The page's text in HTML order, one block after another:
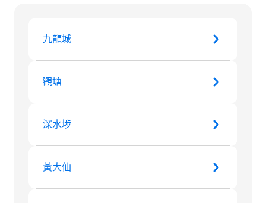
九龍城
觀塘
深水埗
黃大仙